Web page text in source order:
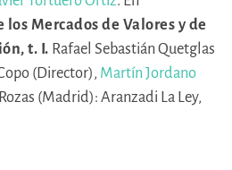
Mercados de Valores y de
t. I. Rafael Sebastián Quetglas
(Director), Martín Jordano
(Madrid): Aranzadi La Ley,